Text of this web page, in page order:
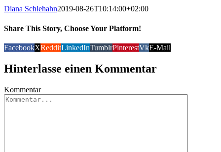
Diana Schlehahn2019-08-26T10:14:00+02:00
Share This Story, Choose Your Platform!
FacebookXRedditLinkedInTumblrPinterestVkE-Mail
Hinterlasse einen Kommentar
Kommentar